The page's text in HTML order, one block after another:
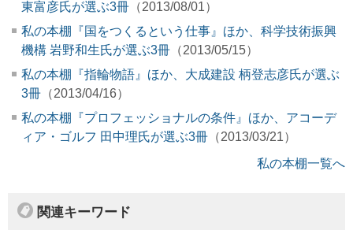
東富彦氏が選ぶ3冊 （2013/08/01）
私の本棚『国をつくるという仕事』ほか、科学技術振興
機構 岩野和生氏が選ぶ3冊 （2013/05/15）
私の本棚『指輪物語』ほか、大成建設 柄登志彦氏が選ぶ
3冊 （2013/04/16）
私の本棚『プロフェッショナルの条件』ほか、アコーデ
ィア・ゴルフ 田中理氏が選ぶ3冊 （2013/03/21）
私の本棚一覧へ
関連キーワード